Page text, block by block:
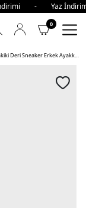
- Yaz
0
Golden Goose Vintage Hakiki Deri Sneaker Erkek Ayakkabı